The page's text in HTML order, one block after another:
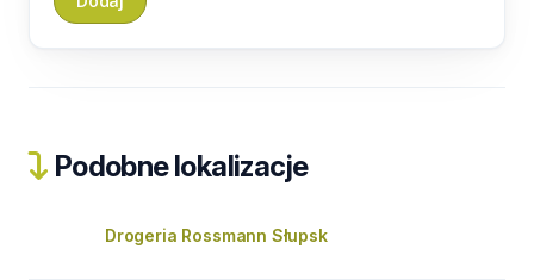
Podobne lokalizacje
Drogeria Rossmann Słupsk